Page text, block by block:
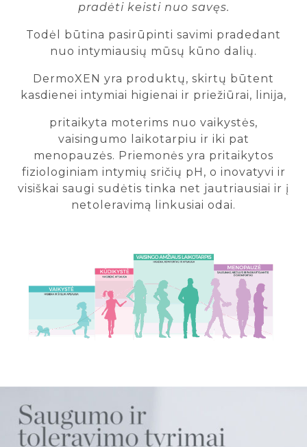
pradėti keisti nuo savęs.
Todėl būtina pasirūpinti savimi pradedant
nuo intymiausių mūsų kūno dalių.
DermoXEN yra produktų, skirtų būtent
kasdienei intymiai higienai ir priežiūrai, linija,
pritaikyta moterims nuo vaikystės,
vaisingumo laikotarpiu ir iki pat
menopauzės. Priemonės yra pritaikytos
fiziologiniam intymių sričių pH, o inovatyvi ir
visiškai saugi sudėtis tinka net jautriausiai ir į
netoleravimą linkusiai odai.